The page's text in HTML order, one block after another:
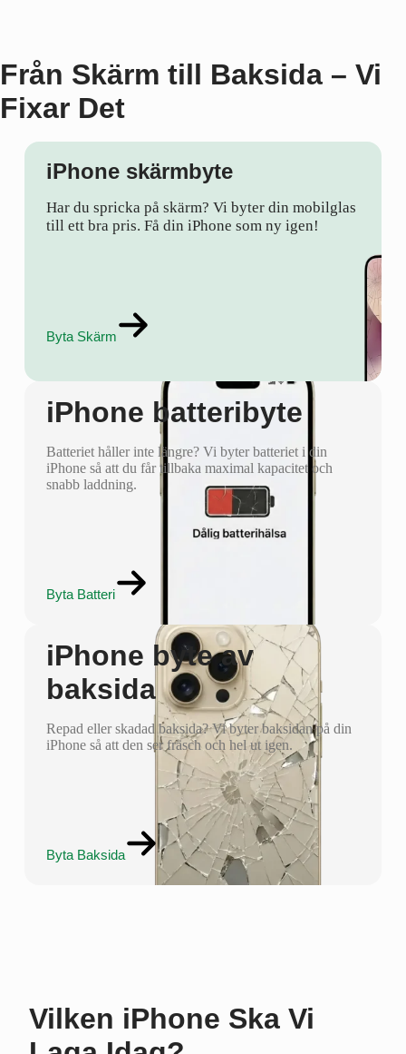
Från Skärm till Baksida – Vi
Fixar Det
iPhone skärmbyte
Har du spricka på skärm? Vi byter din mobilglas
till ett bra pris. Få din iPhone som ny igen!
Byta Skärm
iPhone batteribyte
Batteriet håller inte längre? Vi byter batteriet i din
iPhone så att du får tillbaka maximal kapacitet och
snabb laddning.
Byta Batteri
iPhone byte av
baksida
Repad eller skadad baksida? Vi byter baksidan på din
iPhone så att den ser fräsch och hel ut igen.
Byta Baksida
Vilken iPhone Ska Vi